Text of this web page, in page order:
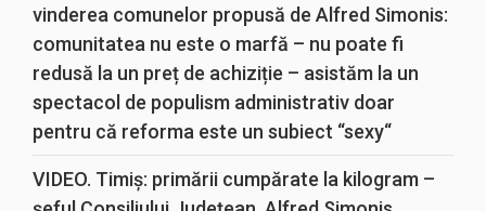
vinderea comunelor propusă de Alfred Simonis:
comunitatea nu este o marfă – nu poate fi
redusă la un preț de achiziție – asistăm la un
spectacol de populism administrativ doar
pentru că reforma este un subiect “sexy“
VIDEO. Timiș: primării cumpărate la kilogram –